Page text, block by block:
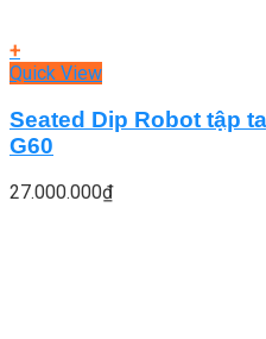
+
Quick View
Seated Dip Robot tập
G60
27.000.000₫